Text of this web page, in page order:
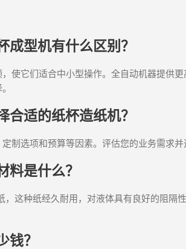
成型机有什么区别？
使它们适合中小型操作。全自动机器提供
合适的纸杯造纸机？
制选项和预算等因素。评估您的业务需求并
料是什么？
，这种纸经久耐用，对液体具有良好的阻隔
钱？